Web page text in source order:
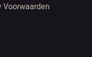
Voorwaarden